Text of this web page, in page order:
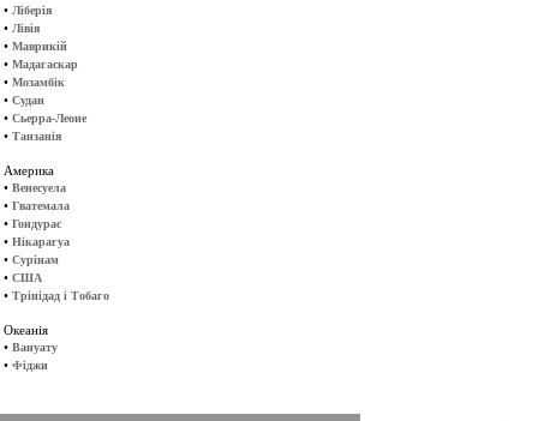
• Ліберія
• Лівія
• Маврикій
• Мадагаскар
• Мозамбік
• Судан
• Сьерра-Леоне
• Танзанія
Америка
• Венесуела
• Гватемала
• Гондурас
• Нікарагуа
• Сурінам
• США
• Трінідад і Тобаго
Океанія
• Вануату
• Фіджи